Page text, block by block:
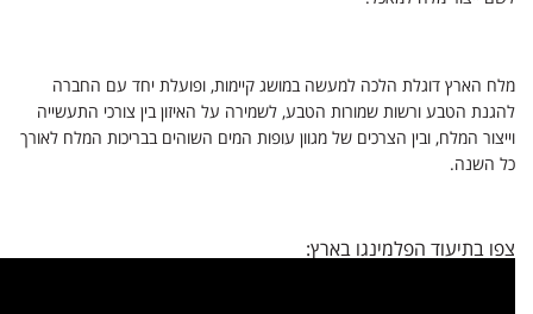
מלח הארץ דוגלת הלכה למעשה במושג קיימות, ופועלת יחד עם החברה
להגנת הטבע ורשות שמורות הטבע, לשמירה על האיזון בין צורכי התעשייה
וייצור המלח, ובין הצרכים של מגוון עופות המים השוהים בבריכות המלח לאורך
כל השנה.
צפו בתיעוד הפלמינגו בארץ: